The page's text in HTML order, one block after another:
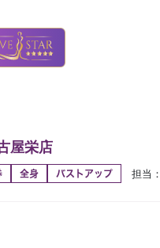
屋栄店
全身 バストアップ 担当：